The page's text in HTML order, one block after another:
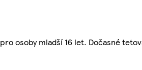
osoby mladší 16 let. Dočasné